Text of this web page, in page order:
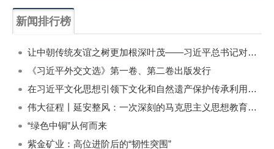
新闻排行榜
让中朝传统友谊之树更加根深叶茂——习近平总书记对朝鲜进行国事访问纪实
《习近平外交文选》第一卷、第二卷出版发行
在习近平文化思想引领下文化和自然遗产保护传承利用工作开创新局面
伟大征程丨延安整风：一次深刻的马克思主义思想教育运动
“绿色中铜”从何而来
紫金矿业：高位进阶后的“韧性突围”